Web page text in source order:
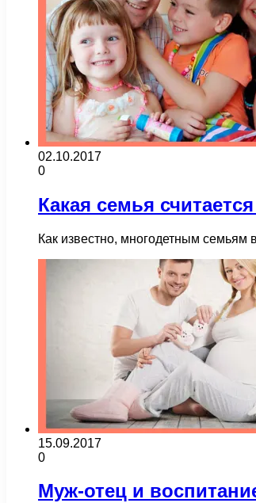
02.10.2017
0
Какая семья
Как известно, многодетным семьям
15.09.2017
0
Муж-отец и